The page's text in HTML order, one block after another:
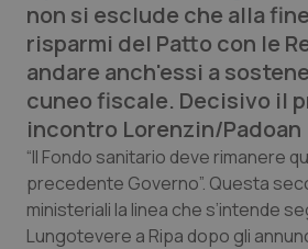
Campania
Emilia-Romagna
Friuli Venezia Giulia
Lazio
Car-T
Colesterolo &
Dermatite Atopica
Diabete & glucometri
non si esclude che alla
risparmi del Patto con le
andare anch'essi a
cuneo fiscale. Decisivo il
incontro Lorenzin/Padoan
“Il Fondo sanitario deve rimanere
precedente Governo”. Questa
ministeriali la linea che s’intende
Lungotevere a Ripa dopo gli